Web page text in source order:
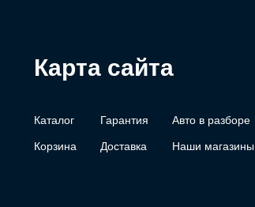
Карта сайта
Каталог Гарантия Авто в разборе
Корзина Доставка Наши магазины